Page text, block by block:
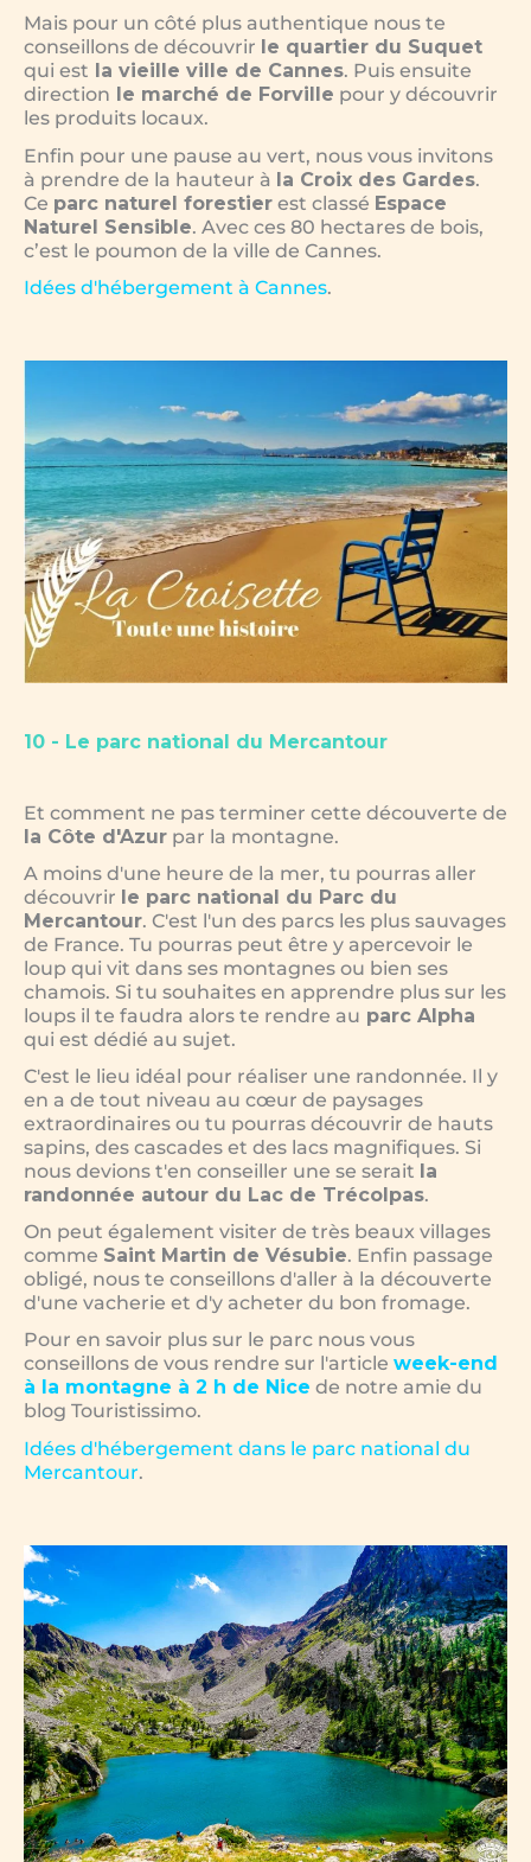
Mais pour un côté plus authentique nous te
conseillons de découvrir le quartier du Suquet
qui est la vieille ville de Cannes. Puis ensuite
direction le marché de Forville pour y découvrir
les produits locaux.
Enfin pour une pause au vert, nous vous invitons
à prendre de la hauteur à la Croix des Gardes.
Ce parc naturel forestier est classé Espace
Naturel Sensible. Avec ces 80 hectares de bois,
c’est le poumon de la ville de Cannes.
Idées d'hébergement à Cannes.
10 - Le parc national du Mercantour
Et comment ne pas terminer cette découverte de
la Côte d'Azur par la montagne.
A moins d'une heure de la mer, tu pourras aller
découvrir le parc national du Parc du
Mercantour. C'est l'un des parcs les plus sauvages
de France. Tu pourras peut être y apercevoir le
loup qui vit dans ses montagnes ou bien ses
chamois. Si tu souhaites en apprendre plus sur les
loups il te faudra alors te rendre au parc Alpha
qui est dédié au sujet.
C'est le lieu idéal pour réaliser une randonnée. Il y
en a de tout niveau au cœur de paysages
extraordinaires ou tu pourras découvrir de hauts
sapins, des cascades et des lacs magnifiques. Si
nous devions t'en conseiller une se serait la
randonnée autour du Lac de Trécolpas.
On peut également visiter de très beaux villages
comme Saint Martin de Vésubie. Enfin passage
obligé, nous te conseillons d'aller à la découverte
d'une vacherie et d'y acheter du bon fromage.
Pour en savoir plus sur le parc nous vous
conseillons de vous rendre sur l'article week-end
à la montagne à 2 h de Nice de notre amie du
blog Touristissimo.
Idées d'hébergement dans le parc national du
Mercantour.